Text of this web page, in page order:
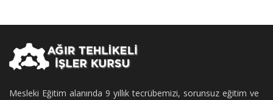
Mesleki Eğitim alanında 9 yıllık tecrübemizi, sorunsuz eğitim ve